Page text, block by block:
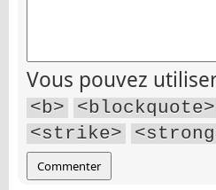
Vous pouvez
<b>
<blockquote>
<strike>